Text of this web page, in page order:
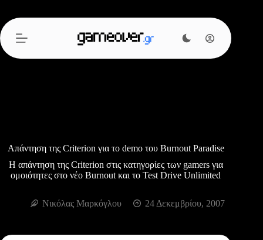
περιεχόμενο
Απάντηση της Criterion για το demo του Burnout Paradise
Η απάντηση της Criterion στις κατηγορίες των gamers για
ομοιότητες στο νέο Burnout και το Test Drive Unlimited
Νικόλας Μαρκόγλου 24 Δεκεμβρίου, 2007